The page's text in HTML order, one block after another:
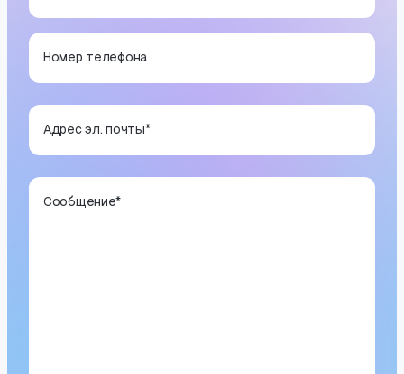
Номер телефона
Адрес эл. почты*
Сообщение*